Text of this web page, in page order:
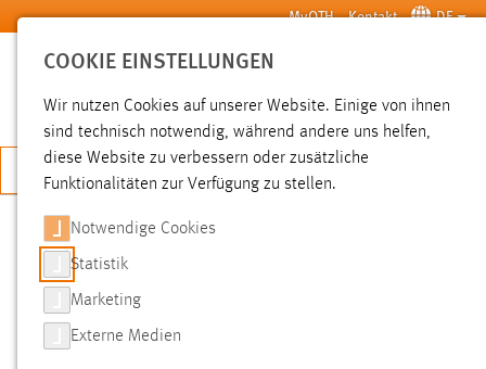
Zum Hauptinhalt springen MyOTH Kontakt DE
SUCHE
JETZT BEWERBEN
SUCHE
FILTER
COOKIE EINSTELLUNGEN
Wir nutzen Cookies auf unserer Website. Einige von ihnen
sind technisch notwendig, während andere uns helfen,
diese Website zu verbessern oder zusätzliche
Funktionalitäten zur Verfügung zu stellen.
Notwendige Cookies
Statistik
Marketing
Externe Medien